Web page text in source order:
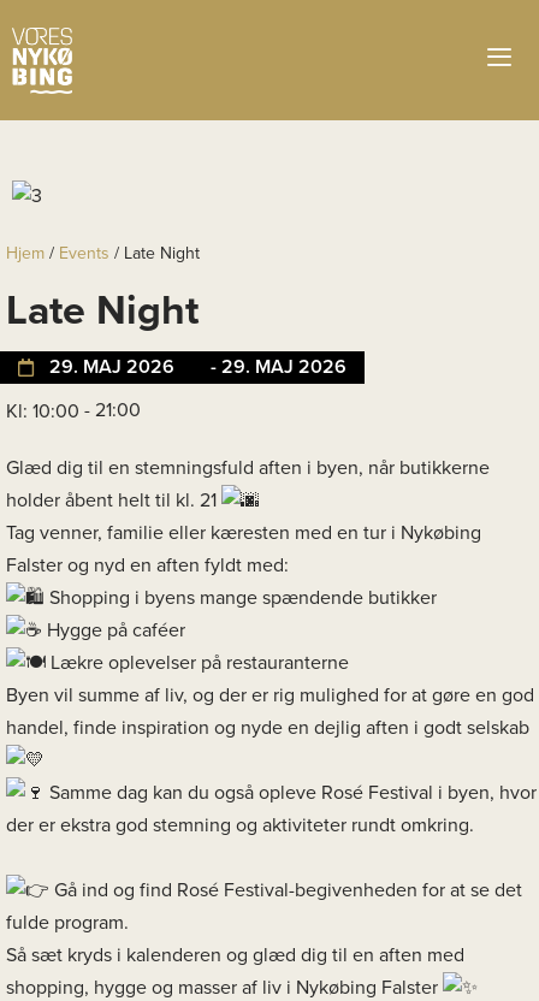
Hjem / Events / Late Night
Late Night
29. MAJ 2026
- 29. MAJ 2026
Kl: 10:00 - 21:00
Glæd dig til en stemningsfuld aften i byen, når butikkerne
holder åbent helt til kl. 21
Tag venner, familie eller kæresten med en tur i Nykøbing
Falster og nyd en aften fyldt med:
Shopping i byens mange spændende butikker
Hygge på caféer
Lækre oplevelser på restauranterne
Byen vil summe af liv, og der er rig mulighed for at gøre en god
handel, finde inspiration og nyde en dejlig aften i godt selskab
Samme dag kan du også opleve Rosé Festival i byen, hvor
der er ekstra god stemning og aktiviteter rundt omkring.
Gå ind og find Rosé Festival-begivenheden for at se det
fulde program.
Så sæt kryds i kalenderen og glæd dig til en aften med
shopping, hygge og masser af liv i Nykøbing Falster